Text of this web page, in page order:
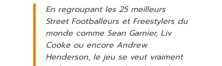
En regroupant les 25 meilleurs
Street Footballeurs et Freestylers du
monde comme Sean Garnier, Liv
Cooke ou encore Andrew
Henderson, le jeu se veut vraiment